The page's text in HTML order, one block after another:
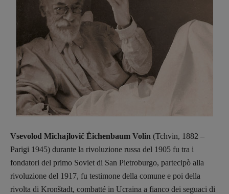
Vsevolod Michajlovič Ėichenbaum Volin (Tchvin, 1882 –
Parigi 1945) durante la rivoluzione russa del 1905 fu tra i
fondatori del primo Soviet di San Pietroburgo, partecipò alla
rivoluzione del 1917, fu testimone della comune e poi della
rivolta di Kronštadt, combatté in Ucraina a fianco dei seguaci di